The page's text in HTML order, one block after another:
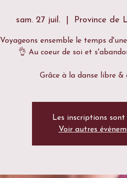
sam. 27 juil. Province de
Voyageons ensemble le temps
👌 Au coeur de soi et
Grâce à la danse libre
Les inscriptions sont
Voir autres